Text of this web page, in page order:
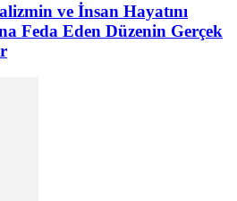
ve İnsan Hayatını
Feda Eden Düzenin Gerçek